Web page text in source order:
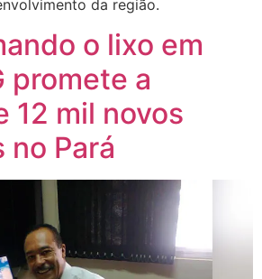
da região.
o lixo em
promete a
12 mil novos
no Pará